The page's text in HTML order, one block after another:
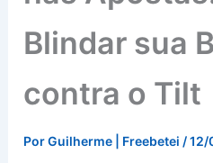
Blindar sua
contra o Tilt
PorGuilherme | Freebetei /12/